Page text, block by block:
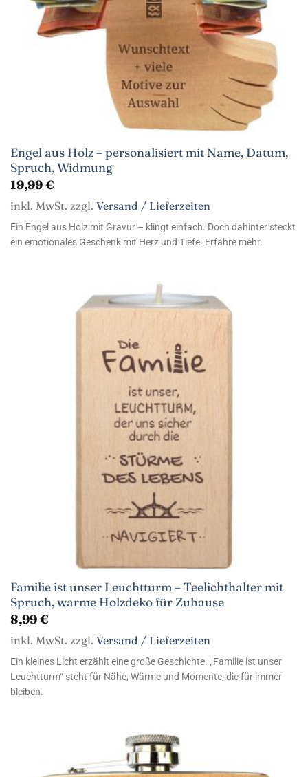
Engel aus Holz – personalisiert mit Name, Datum,
Spruch, Widmung
19,99€
inkl. MwSt. zzgl. Versand / Lieferzeiten
Ein Engel aus Holz mit Gravur – klingt einfach. Doch dahinter steckt
ein emotionales Geschenk mit Herz und Tiefe. Erfahre mehr.
Familie ist unser Leuchtturm – Teelichthalter mit
Spruch, warme Holzdeko für Zuhause
8,99€
inkl. MwSt. zzgl. Versand / Lieferzeiten
Ein kleines Licht erzählt eine große Geschichte. „Familie ist unser
Leuchtturm“ steht für Nähe, Wärme und Momente, die für immer
bleiben.